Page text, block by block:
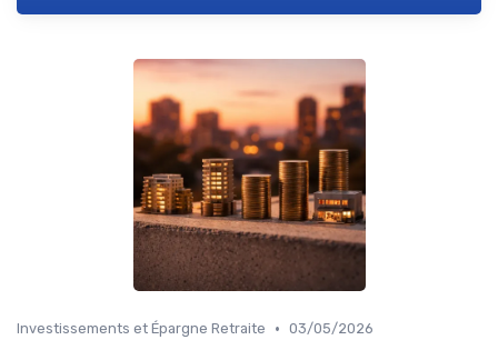
Investissements et Épargne Retraite • 03/05/2026